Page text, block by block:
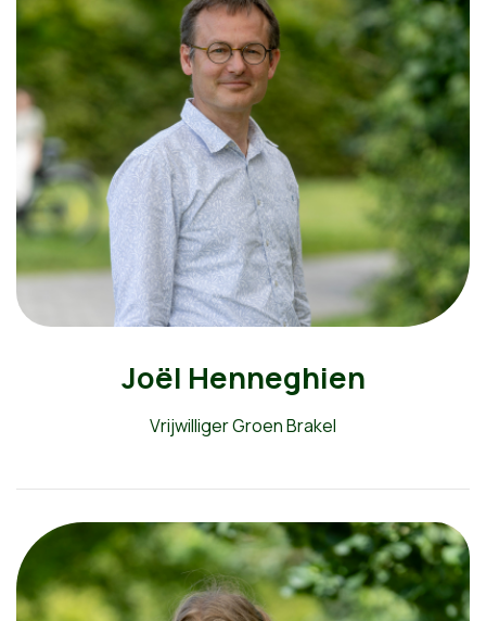
Joël Henneghien
Vrijwilliger Groen Brakel